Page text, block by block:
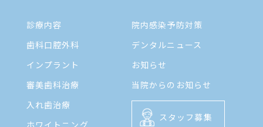
診療内容
歯科口腔外科
インプラント
審美歯科治療
入れ歯治療
ホワイトニング
院内感染予防対策
デンタルニュース
お知らせ
当院からのお知らせ
スタッフ募集